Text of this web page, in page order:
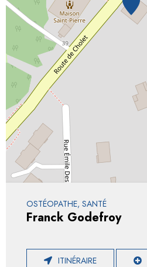
OSTÉOPATHE, SANTÉ
Franck Godefroy
ITINÉRAIRE